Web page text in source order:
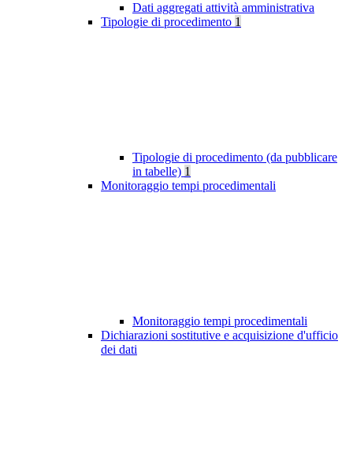
Dati aggregati attività amministrativa
Tipologie di procedimento 1
Tipologie di procedimento (da pubblicare
in tabelle) 1
Monitoraggio tempi procedimentali
Monitoraggio tempi procedimentali
Dichiarazioni sostitutive e acquisizione d'ufficio
dei dati